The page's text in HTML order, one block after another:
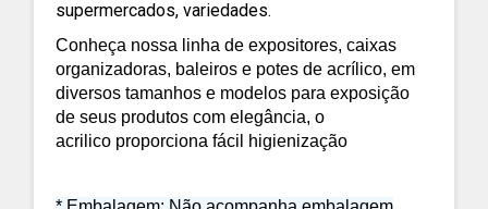
supermercados, variedades.
Conheça nossa linha de expositores, caixas
organizadoras, baleiros e potes de acrílico, em
diversos tamanhos e modelos para exposição
de seus produtos com elegância, o
acrilico proporciona fácil higienização